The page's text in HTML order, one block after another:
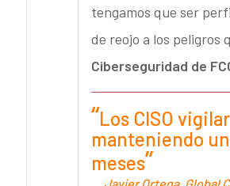
tengamos que ser
de reojo a los peligros
Ciberseguridad de
Los CISO
manteniendo
meses
Javier Ortega, Global